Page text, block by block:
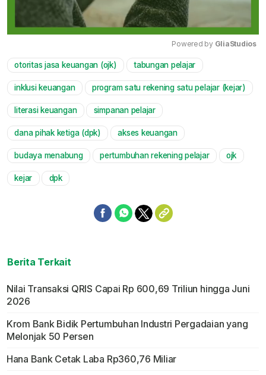
Powered by GliaStudios
otoritas jasa keuangan (ojk) tabungan pelajar
inklusi keuangan program satu rekening satu pelajar (kejar)
literasi keuangan simpanan pelajar
dana pihak ketiga (dpk) akses keuangan
budaya menabung pertumbuhan rekening pelajar ojk
kejar dpk
Berita Terkait
Nilai Transaksi QRIS Capai Rp 600,69 Triliun hingga Juni
2026
Krom Bank Bidik Pertumbuhan Industri Pergadaian yang
Melonjak 50 Persen
Hana Bank Cetak Laba Rp360,76 Miliar